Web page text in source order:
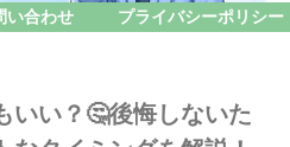
い合わせ プライバシーポリシー
いい？🤔後悔しないた